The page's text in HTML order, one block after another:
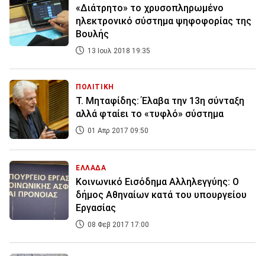
«Διάτρητο» το χρυσοπληρωμένο
ηλεκτρονικό σύστημα ψηφοφορίας της
Βουλής
13 Ιουλ 2018 19:35
ΠΟΛΙΤΙΚΗ
Τ. Μηταφίδης: Έλαβα την 13η σύνταξη
αλλά φταίει το «τυφλό» σύστημα
01 Απρ 2017 09:50
ΕΛΛΑΔΑ
Κοινωνικό Εισόδημα Αλληλεγγύης: Ο
δήμος Αθηναίων κατά του υπουργείου
Εργασίας
08 Φεβ 2017 17:00